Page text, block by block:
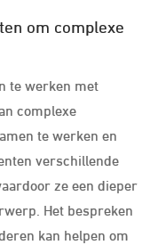
om complexe
te werken met
complexe
te werken en
verschillende
ze een dieper
Het bespreken
kan helpen om